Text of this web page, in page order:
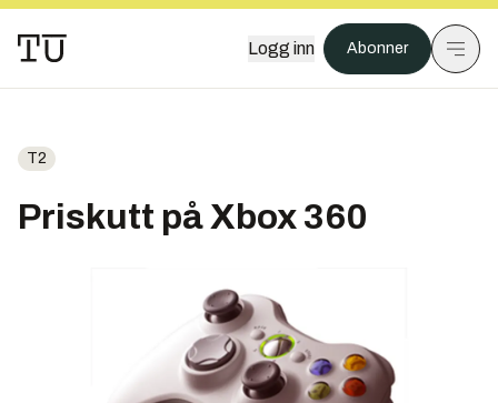
Logg inn Abonner
T2
Priskutt på Xbox 360